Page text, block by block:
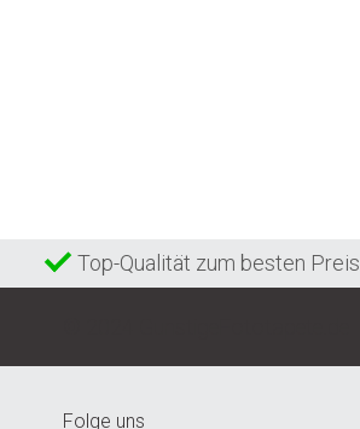
Top-Qualität zum besten Preis
Folge uns